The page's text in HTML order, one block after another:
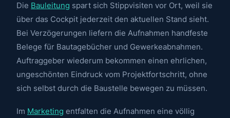
Die Bauleitung spart sich Stippvisiten vor Ort, weil sie
über das Cockpit jederzeit den aktuellen Stand sieht.
Bei Verzögerungen liefern die Aufnahmen handfeste
Belege für Bautagebücher und Gewerkeabnahmen.
Auftraggeber wiederum bekommen einen ehrlichen,
ungeschönten Eindruck vom Projektfortschritt, ohne
sich selbst durch die Baustelle bewegen zu müssen.
Im Marketing entfalten die Aufnahmen eine völlig